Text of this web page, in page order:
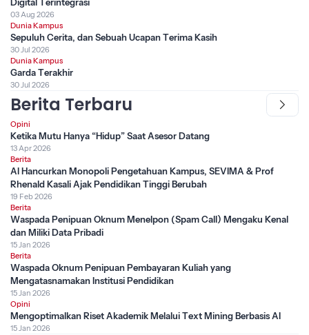
03 Aug 2026
Dunia Kampus
Sepuluh Cerita, dan Sebuah Ucapan Terima Kasih
30 Jul 2026
Dunia Kampus
Garda Terakhir
30 Jul 2026
Berita Terbaru
Opini
Ketika Mutu Hanya “Hidup” Saat Asesor Datang
13 Apr 2026
Berita
AI Hancurkan Monopoli Pengetahuan Kampus, SEVIMA & Prof
Rhenald Kasali Ajak Pendidikan Tinggi Berubah
19 Feb 2026
Berita
Waspada Penipuan Oknum Menelpon (Spam Call) Mengaku Kenal
dan Miliki Data Pribadi
15 Jan 2026
Berita
Waspada Oknum Penipuan Pembayaran Kuliah yang
Mengatasnamakan Institusi Pendidikan
15 Jan 2026
Opini
Mengoptimalkan Riset Akademik Melalui Text Mining Berbasis AI
15 Jan 2026